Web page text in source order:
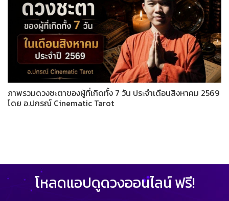
ภาพรวมดวงชะตาของผู้ที่เกิดทั้ง 7 วัน ประจำเดือนสิงหาคม 2569
โดย อ.ปกรณ์ Cinematic Tarot
โหลดแอปดูดวงออนไลน์ ฟรี!